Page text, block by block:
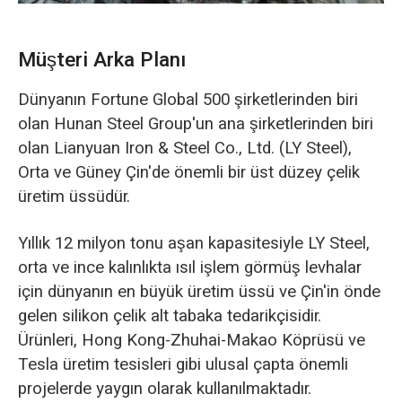
Müşteri Arka Planı
Dünyanın Fortune Global 500 şirketlerinden biri
olan Hunan Steel Group'un ana şirketlerinden biri
olan Lianyuan Iron & Steel Co., Ltd. (LY Steel),
Orta ve Güney Çin'de önemli bir üst düzey çelik
üretim üssüdür.
Yıllık 12 milyon tonu aşan kapasitesiyle LY Steel,
orta ve ince kalınlıkta ısıl işlem görmüş levhalar
için dünyanın en büyük üretim üssü ve Çin'in önde
gelen silikon çelik alt tabaka tedarikçisidir.
Ürünleri, Hong Kong-Zhuhai-Makao Köprüsü ve
Tesla üretim tesisleri gibi ulusal çapta önemli
projelerde yaygın olarak kullanılmaktadır.